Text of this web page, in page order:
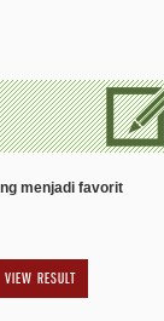
menjadi favorit
VIEW RESULT